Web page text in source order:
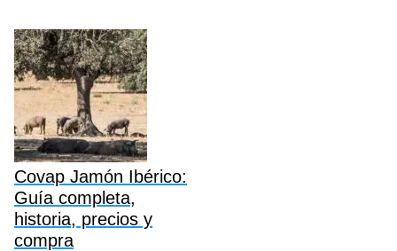
Covap Jamón Ibérico:
Guía completa,
historia, precios y
compra